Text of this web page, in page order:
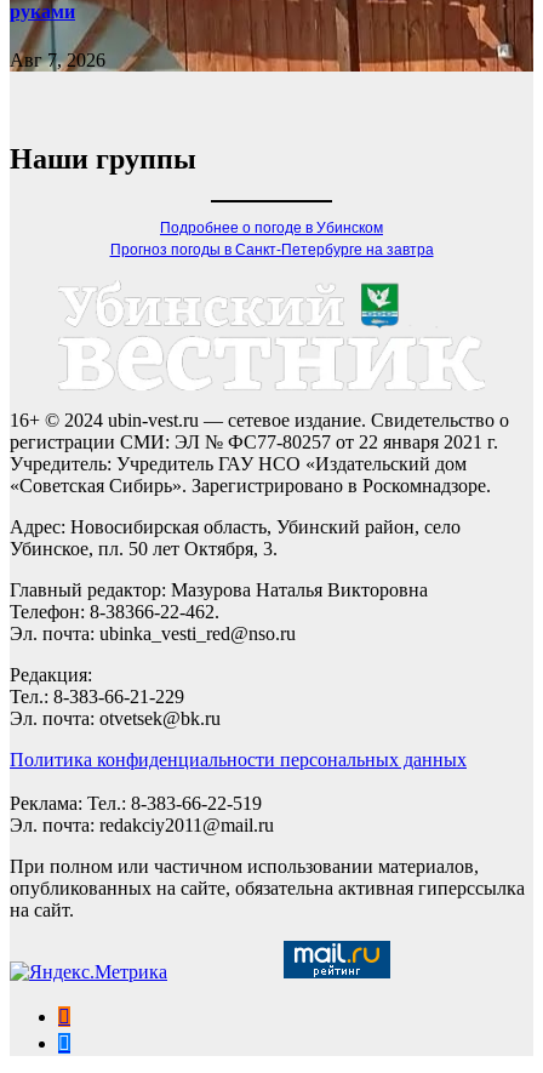
руками
Авг 7, 2026
Наши группы
Подробнее о погоде в Убинском
Прогноз погоды в Санкт-Петербурге на завтра
16+ © 2024 ubin-vest.ru — сетевое издание. Свидетельство о
регистрации СМИ: ЭЛ № ФС77-80257 от 22 января 2021 г.
Учредитель: Учредитель ГАУ НСО «Издательский дом
«Советская Сибирь». Зарегистрировано в Роскомнадзоре.
Адрес: Новосибирская область, Убинский район, село
Убинское, пл. 50 лет Октября, 3.
Главный редактор: Мазурова Наталья Викторовна
Телефон: 8-38366-22-462.
Эл. почта: ubinka_vesti_red@nso.ru
Редакция:
Тел.: 8-383-66-21-229
Эл. почта: otvetsek@bk.ru
Политика конфиденциальности персональных данных
Реклама: Тел.: 8-383-66-22-519
Эл. почта: redakciy2011@mail.ru
При полном или частичном использовании материалов,
опубликованных на сайте, обязательна активная гиперссылка
на сайт.